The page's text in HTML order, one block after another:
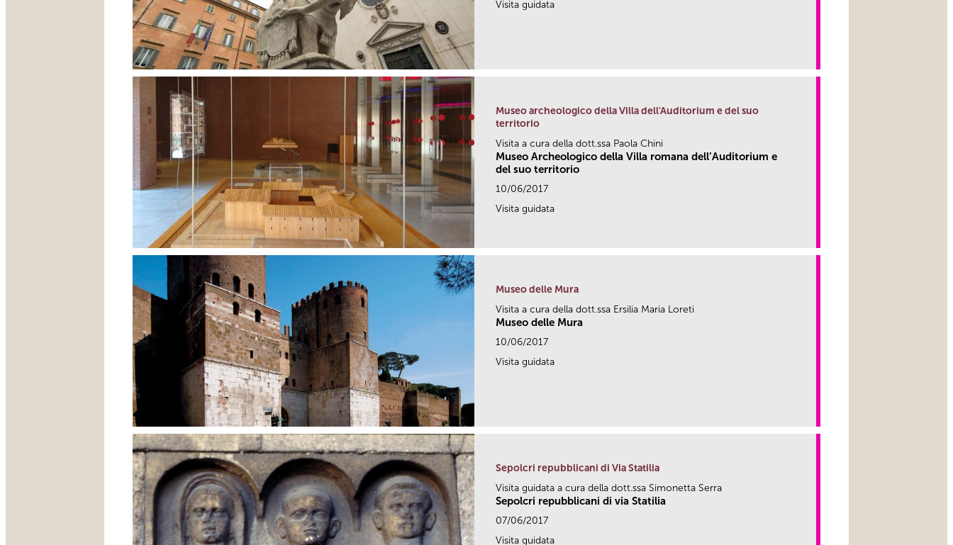
Visita guidata
Museo archeologico della Villa dell'Auditorium e del suo
territorio
Visita a cura della dott.ssa Paola Chini
Museo Archeologico della Villa romana dell’Auditorium e
del suo territorio
10/06/2017
Visita guidata
Museo delle Mura
Visita a cura della dott.ssa Ersilia Maria Loreti
Museo delle Mura
10/06/2017
Visita guidata
Sepolcri repubblicani di Via Statilia
Visita guidata a cura della dott.ssa Simonetta Serra
Sepolcri repubblicani di via Statilia
07/06/2017
Visita guidata